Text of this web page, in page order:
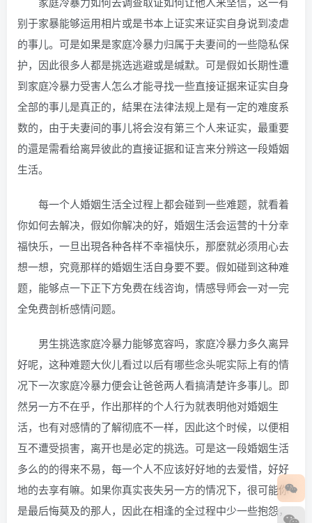
别于家暴能够运用相片或是书本上证实来证实自身说到凌虐
的事儿。可是如果是家庭冷暴力归属于夫妻间的一些隐私保
护，因此很多人都是挑选逃避或是缄默。可是假如长期性遭
到家庭冷暴力受害人怎么才能寻找一些直接证据来证实自身
全部的事儿是真正的，結果在法律法规上是有一定的难度系
数的，由于夫妻间的事儿将会沒有第三个人来证实，最重要
的還是需看给离异彼此的直接证据和证言来分辨这一段婚姻
生活。
每一个人婚姻生活全过程上都会碰到一些难题，就看着
你如何去解决，假如你解决的好，婚姻生活会运营的十分幸
福快乐，一旦出現各种各样不幸福快乐，那麼就必须用心去
想一想，究竟那样的婚姻生活自身要不要。假如碰到这种难
题，能够点一下正下方免费在线咨询，情感导师会一对一完
全免费剖析感情问题。
男生挑选家庭冷暴力能够宽容吗，家庭冷暴力多久离异
好呢，这种难题大伙儿看过以后有哪些念头呢实际上有的情
况下一次家庭冷暴力便会让爸爸两人看搞清楚许多事儿。即
然另一方不在乎，作出那样的个人行为就表明他对婚姻生
活，也有对感情的了解彻底不一样，因此这个时候，以便相
互不遭受损害，离开也是必定的挑选。可是这一段婚姻生活
多么的的得来不易，每一个人不应该好好地的去爱惜，好好
地的去享有嘛。如果你真实丧失另一方的情况下，很可能你
是最后悔莫及的那人，因此在相逢的全过程中少一些抱怨，